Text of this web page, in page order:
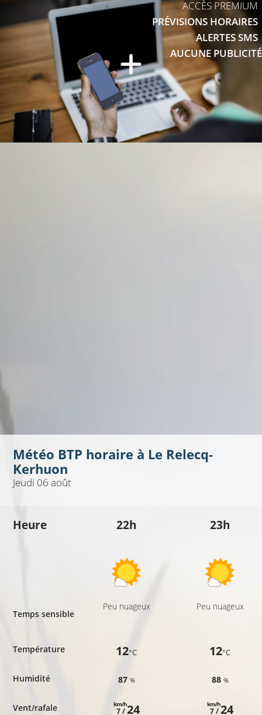
ACCÈS PREMIUM
PRÉVISIONS HORAIRES
ALERTES SMS
AUCUNE PUBLICITÉ
Météo BTP horaire à Le Relecq-
Kerhuon
Jeudi 06 août
Heure
Temps sensible
Température
Humidité
Vent/rafale
22h
Peu nuageux
12°C
87 %
7 /
km/h24
23h
Peu nuageux
12°C
88 %
7 /
km/h24